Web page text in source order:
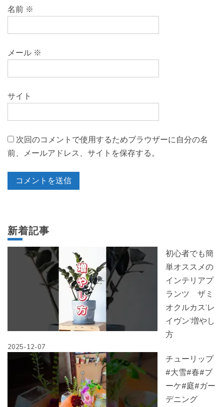
名前 ※
メール ※
サイト
次回のコメントで使用するためブラウザーに自分の名
前、メールアドレス、サイトを保存する。
新着記事
初心者でも簡
単オススメの
インテリアプ
ランツ ザミ
オクルカス’レ
イヴン’増やし
方
2025-12-07
チューリップ
#大雪#春#ブ
ーケ#庭#ガー
デニング